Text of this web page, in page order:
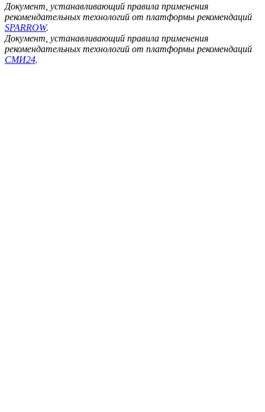
Документ, устанавливающий правила применения
рекомендательных технологий от платформы рекомендаций
SPARROW.
Документ, устанавливающий правила применения
рекомендательных технологий от платформы рекомендаций
СМИ24.